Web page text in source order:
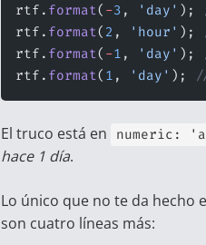
rtf. format( -3 , 'day' );
rtf. format( 2 , 'hour' );
rtf. format( -1 , 'day' );
rtf. format( 1 , 'day' );
El truco está en numeric:
hace 1 día.
Lo único que no te da hecho
son cuatro líneas más: